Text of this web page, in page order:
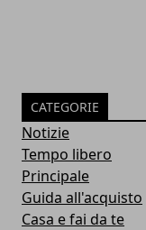
CATEGORIE
Notizie
Tempo libero
Principale
Guida all'acquisto
Casa e fai da te